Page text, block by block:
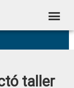
taller